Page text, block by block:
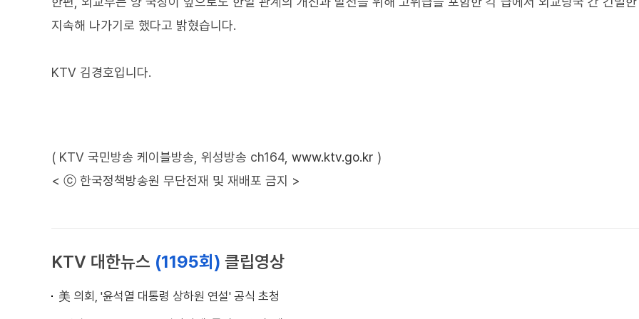
지속해 나가기로 했다고 밝혔습니다.
KTV 김경호입니다.
( KTV 국민방송 케이블방송, 위성방송 ch164, www.ktv.go.kr )
< ⓒ 한국정책방송원 무단전재 및 재배포 금지 >
KTV 대한뉴스 (1195회) 클립영상
美 의회, '윤석열 대통령 상하원 연설' 공식 초청